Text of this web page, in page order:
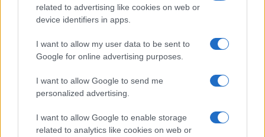
related to advertising like cookies on web or
device identifiers in apps.
I want to allow my user data to be sent to
Google for online advertising purposes.
I want to allow Google to send me
personalized advertising.
I want to allow Google to enable storage
related to analytics like cookies on web or
ΕΜΒΟΛΙΑΣΜΟΙ ΠΑΙΔΙΩΝ
ΕΜΒΟΛΙΟ ΚΟΡΟΝΟΙΟΣ
ΚΟΡΟΝΟΙΟΣ ΚΡΟΥΣΜΑΤΑ
ΣΧΟΛΕΙΑ
ΔΙΑΒΑΣΤΕ ΑΚΟΜΑ